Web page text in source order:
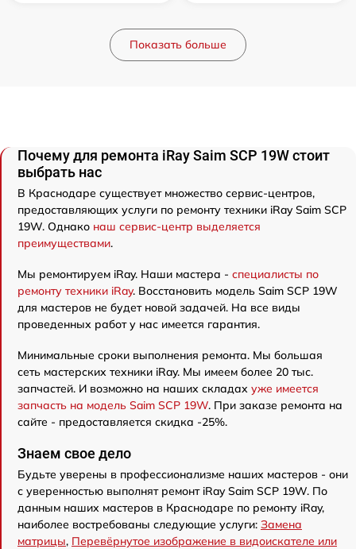
Показать больше
Почему для ремонта iRay Saim SCP 19W стоит
выбрать нас
В Краснодаре существует множество сервис-центров,
предоставляющих услуги по ремонту техники iRay Saim SCP
19W. Однако наш сервис-центр выделяется
преимуществами.
Мы ремонтируем iRay. Наши мастера - специалисты по
ремонту техники iRay. Восстановить модель Saim SCP 19W
для мастеров не будет новой задачей. На все виды
проведенных работ у нас имеется гарантия.
Минимальные сроки выполнения ремонта. Мы большая
сеть мастерских техники iRay. Мы имеем более 20 тыс.
запчастей. И возможно на наших складах уже имеется
запчасть на модель Saim SCP 19W. При заказе ремонта на
сайте - предоставляется скидка -25%.
Знаем свое дело
Будьте уверены в профессионализме наших мастеров - они
с уверенностью выполнят ремонт iRay Saim SCP 19W. По
данным наших мастеров в Краснодаре по ремонту iRay,
наиболее востребованы следующие услуги: Замена
матрицы, Перевёрнутое изображение в видоискателе или